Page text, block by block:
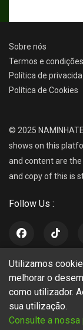
Utilizamos
melhorar o
como utilizador.
sua utilização.
Consulte a
Sobre nós
Termos e condições
Política de
Política de Cookies
© 2025
shows on this
and content are the
and copy of this is
Follow Us :